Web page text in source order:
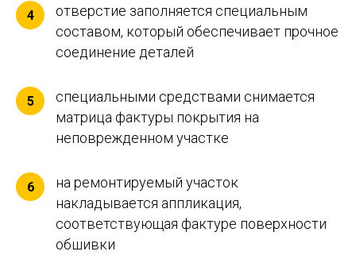
4
отверстие заполняется специальным
составом, который обеспечивает прочное
соединение деталей
5
специальными средствами снимается
матрица фактуры покрытия на
неповрежденном участке
6
на ремонтируемый участок
накладывается аппликация,
соответствующая фактуре поверхности
обшивки